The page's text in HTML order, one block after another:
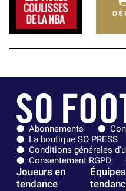
Abonnements
La boutique SO PRESS
Conditions générales
Consentement RGPD
Joueurs en
tendance